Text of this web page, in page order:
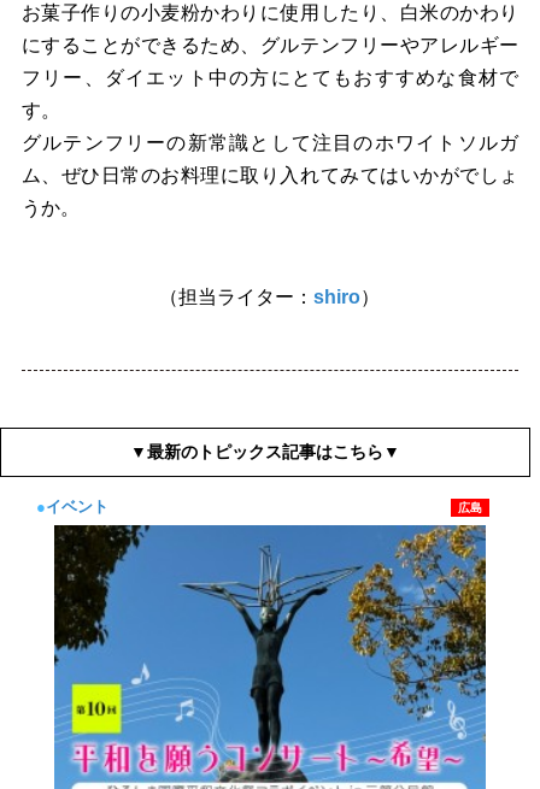
お菓子作りの小麦粉かわりに使用したり、白米のかわり
にすることができるため、グルテンフリーやアレルギー
フリー、ダイエット中の方にとてもおすすめな食材で
す。
グルテンフリーの新常識として注目のホワイトソルガ
ム、ぜひ日常のお料理に取り入れてみてはいかがでしょ
うか。
（担当ライター：shiro）
▼最新のトピックス記事はこちら▼
●イベント 広島